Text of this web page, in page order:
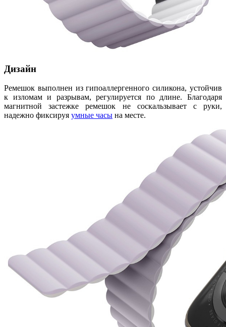
Дизайн
Ремешок выполнен из гипоаллергенного силикона, устойчив
к изломам и разрывам, регулируется по длине. Благодаря
магнитной застежке ремешок не соскальзывает с руки,
надежно фиксируя умные часы на месте.